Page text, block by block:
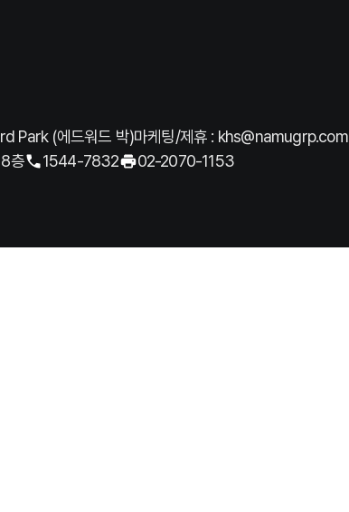
Park (에드워드 박)마케팅/제휴 : khs@namugrp.com
층
1544-7832 02-2070-1153